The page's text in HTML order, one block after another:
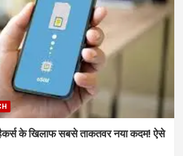
के खिलाफ सबसे ताकतवर नया कदम! ऐसे